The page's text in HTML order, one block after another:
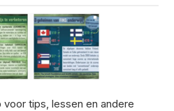
tips, lessen en andere